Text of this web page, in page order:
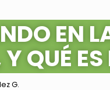
EN
QUÉ
G.